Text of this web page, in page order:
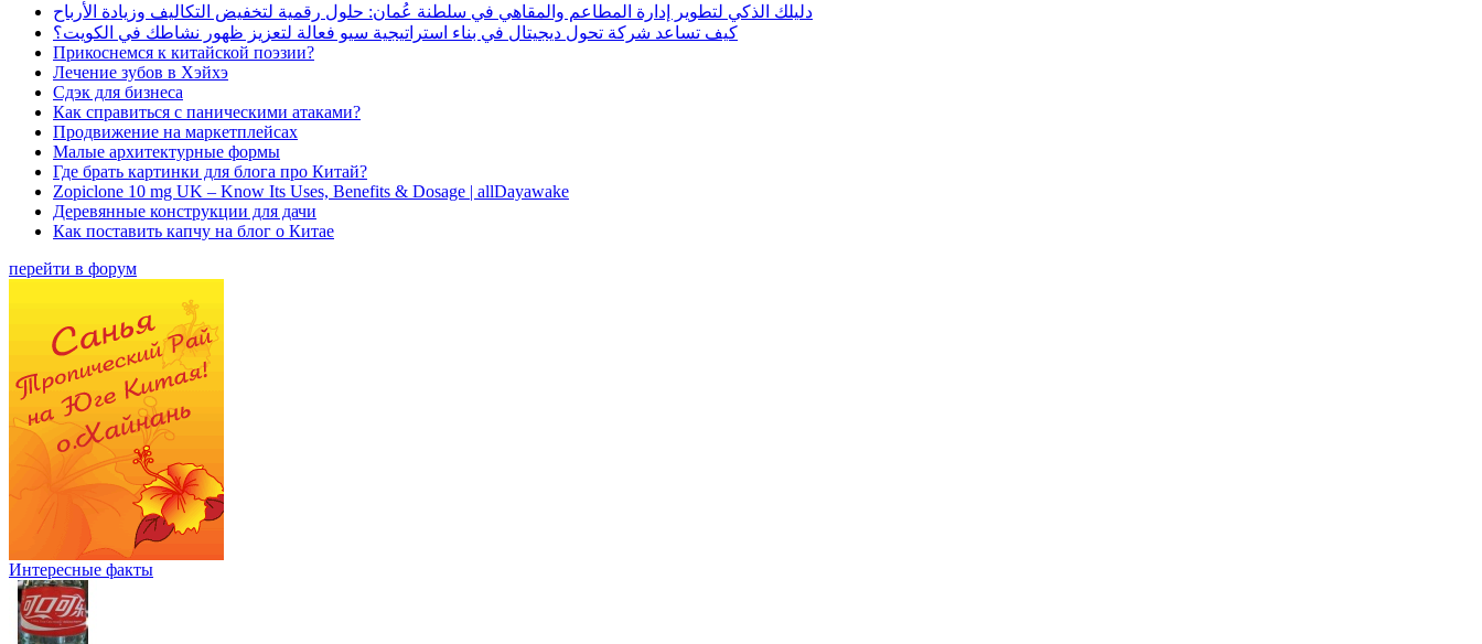
دليلك الذكي لتطوير إدارة المطاعم والمقاهي في سلطنة عُمان: حلول رقمية لتخفيض التكاليف وزيادة الأرباح
كيف تساعد شركة تحول ديجيتال في بناء استراتيجية سيو فعالة لتعزيز ظهور نشاطك في الكويت؟
Прикоснемся к китайской поэзии?
Лечение зубов в Хэйхэ
Сдэк для бизнеса
Как справиться с паническими атаками?
Продвижение на маркетплейсах
Малые архитектурные формы
Где брать картинки для блога про Китай?
Zopiclone 10 mg UK – Know Its Uses, Benefits & Dosage | allDayawake
Деревянные конструкции для дачи
Как поставить капчу на блог о Китае
перейти в форум
Интересные факты